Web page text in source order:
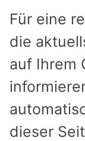
Für eine
die
auf Ihrem
dieser